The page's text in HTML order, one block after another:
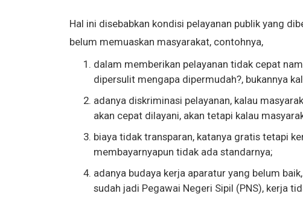
Hal ini disebabkan kondisi pelayanan publik yang
belum memuaskan masyarakat, contohnya,
dalam memberikan pelayanan tidak cepat
dipersulit mengapa dipermudah?, bukannya
adanya diskriminasi pelayanan, kalau
akan cepat dilayani, akan tetapi kalau
biaya tidak transparan, katanya gratis tetapi
membayarnyapun tidak ada standarnya;
adanya budaya kerja aparatur yang belum
sudah jadi Pegawai Negeri Sipil (PNS), kerja